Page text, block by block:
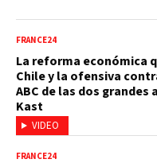
VIDEO
FRANCE24
La reforma económica
Chile y la ofensiva
ABC de las dos grandes
Kast
FRANCE24